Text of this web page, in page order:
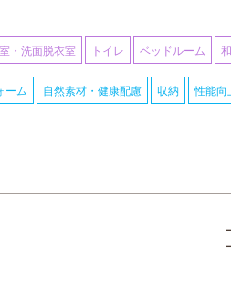
ーム 自然素材・健康配慮 収納 性能向
・洗面脱衣室 トイレ ベッドルーム